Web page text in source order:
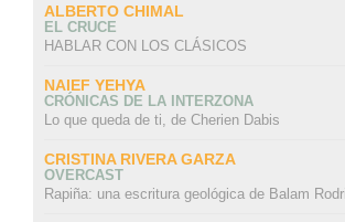
ALBERTO CHIMAL
EL CRUCE
HABLAR CON LOS CLÁSICOS
NAIEF YEHYA
CRÓNICAS DE LA INTERZONA
Lo que queda de ti, de Cherien Dabis
CRISTINA RIVERA GARZA
OVERCAST
Rapiña: una escritura geológica de Balam